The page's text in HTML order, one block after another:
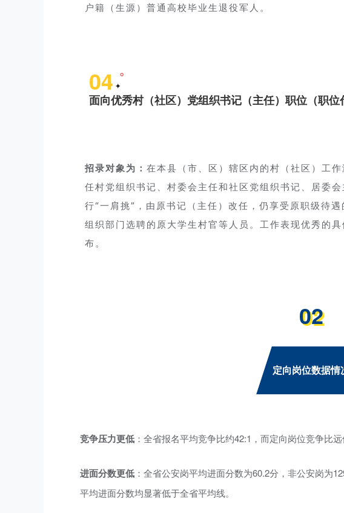
户籍（生源）普通高校毕业生退役军人。
04
面向优秀村（社区）党组织书记（主任）职位（职位
招录对象为： 在本县（市、区）辖区内的村（社区）工
任村党组织书记、村委会主任和社区党组织书记、居委
行“一肩挑”，由原书记（主任）改任，仍享受原职级待
组织部门选聘的原大学生村官等人员。工作表现优秀的
布。
02
定向岗位数据情
竞争压力更低 ：全省报名平均竞争比约42:1，而定向岗位竞争比
进面分数更低 ：全省公安岗平均进面分数为60.2分，非公安岗为
平均进面分数均显著低于全省平均线。